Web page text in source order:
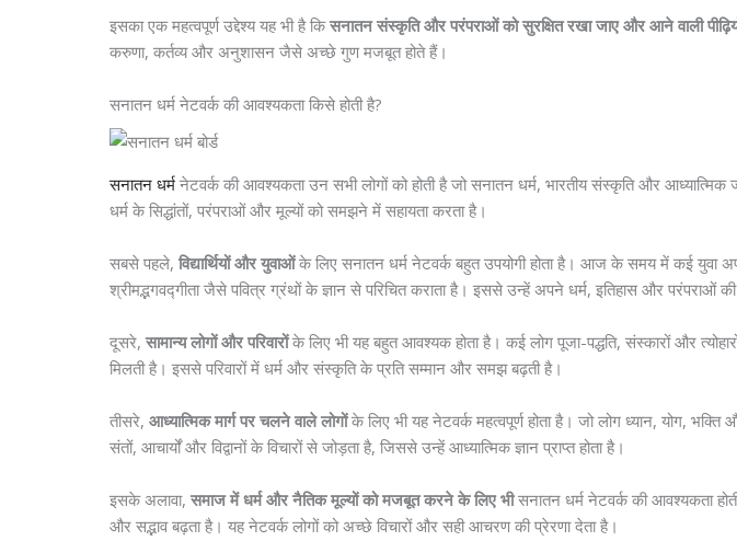
इसका एक महत्वपूर्ण उद्देश्य यह भी है किसनातन संस्कृति और परंपराओं को सुरक्षित रखा जाए और आने वाली
करुणा, कर्तव्य और अनुशासन जैसे अच्छे गुण मजबूत होते हैं।
सनातन धर्म नेटवर्क की आवश्यकता किसे होती है?
सनातन धर्म नेटवर्क की आवश्यकता उन सभी लोगों को होती है जो सनातन धर्म, भारतीय संस्कृति और आध्यात्मिक
धर्म के सिद्धांतों, परंपराओं और मूल्यों को समझने में सहायता करता है।
सबसे पहले,विद्यार्थियों और युवाओंके लिए सनातन धर्म नेटवर्क बहुत उपयोगी होता है। आज के समय में कई युवा
श्रीमद्भगवद्गीता जैसे पवित्र ग्रंथों के ज्ञान से परिचित कराता है। इससे उन्हें अपने धर्म, इतिहास और परंपराओं
दूसरे,सामान्य लोगों और परिवारोंके लिए भी यह बहुत आवश्यक होता है। कई लोग पूजा-पद्धति, संस्कारों और
मिलती है। इससे परिवारों में धर्म और संस्कृति के प्रति सम्मान और समझ बढ़ती है।
तीसरे,आध्यात्मिक मार्ग पर चलने वाले लोगोंके लिए भी यह नेटवर्क महत्वपूर्ण होता है। जो लोग ध्यान, योग,
संतों, आचार्यों और विद्वानों के विचारों से जोड़ता है, जिससे उन्हें आध्यात्मिक ज्ञान प्राप्त होता है।
इसके अलावा,समाज में धर्म और नैतिक मूल्यों को मजबूत करने के लिए भीसनातन धर्म नेटवर्क की आवश्यकता
और सद्भाव बढ़ता है। यह नेटवर्क लोगों को अच्छे विचारों और सही आचरण की प्रेरणा देता है।